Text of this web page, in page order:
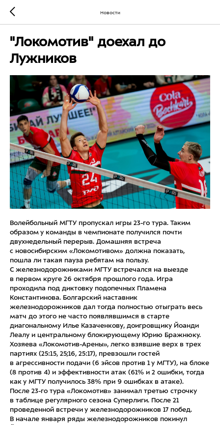
Новости
"Локомотив" доехал до
Лужников
Волейбольный МГТУ пропускал игры 23-го тура. Таким
образом у команды в чемпионате получился почти
двухнедельный перерыв. Домашняя встреча
с новосибирским «Локомотивом» должна показать,
пошла ли такая пауза ребятам на пользу.
С железнодорожниками МГТУ встречался на выезде
в первом круге 26 октября прошлого года. Игра
проходила под диктовку подопечных Пламена
Константинова. Болгарский наставник
железнодорожников дал тогда полностью отыграть весь
матч до этого не часто появлявшимся в старте
диагональному Илье Казаченкову, доигровщику Йоанди
Леалу и центральному блокирующему Юрию Бражнюку.
Хозяева «Локомотив-Арены», легко взявшие верх в трех
партиях (25:15, 25;16, 25:17), превзошли гостей
в агрессивности подачи (6 эйсов против 1 у МГТУ), на блоке
(8 против 4) и эффективности атак (61% и 2 ошибки, тогда
как у МГТУ получилось 38% при 9 ошибках в атаке).
После 23-го тура «Локомотив» занимал третью строчку
в таблице регулярного сезона Суперлиги. После 21
проведенной встречи у железнодорожников 17 побед.
В начале января ряды железнодорожников покинул